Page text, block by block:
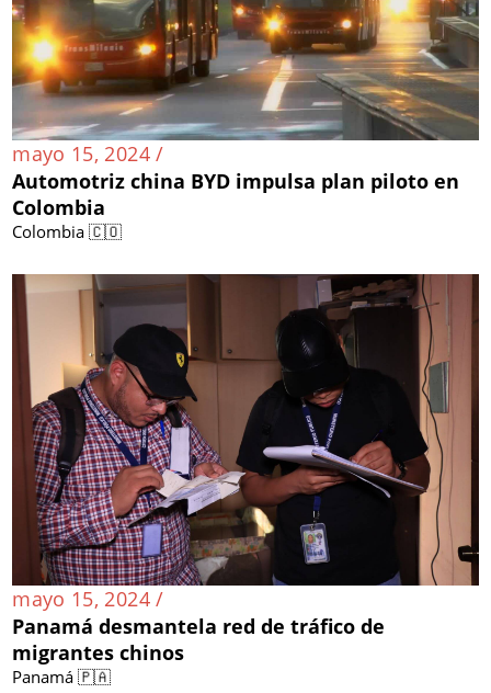
mayo 15, 2024 /
Automotriz china BYD impulsa plan piloto en
Colombia
Colombia 🇨🇴
mayo 15, 2024 /
Panamá desmantela red de tráfico de
migrantes chinos
Panamá 🇵🇦